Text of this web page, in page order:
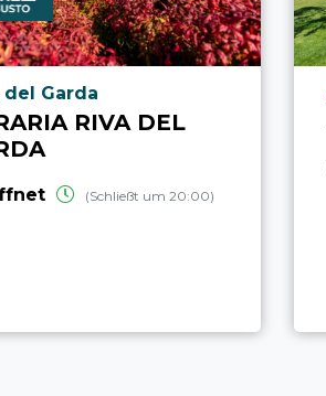
del Garda
RIVA DEL
(Schließt um 20:00)